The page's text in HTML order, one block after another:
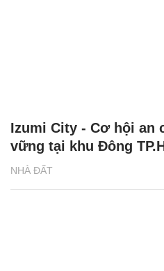
NHÀ ĐẤT
Izumi City - Cơ hội an
vững tại khu Đông